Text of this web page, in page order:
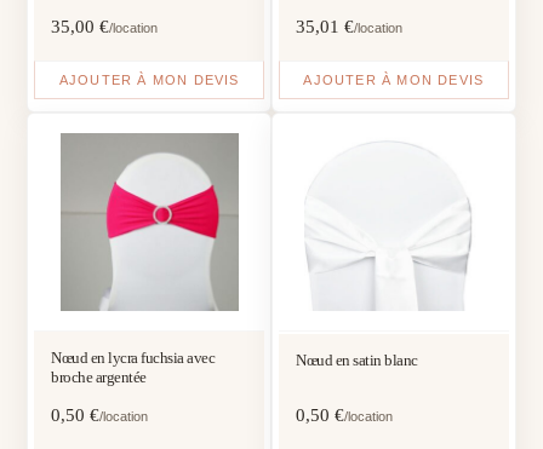
35,00€/location
AJOUTER À MON DEVIS
35,01 €/location
AJOUTER À MON DEVIS
Nœud en lycra fuchsia avec
broche argentée
0,50€/location
Nœud en satin blanc
0,50 €/location